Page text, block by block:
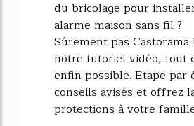
du bricolage pour
alarme maison sans fil ?
Sûrement pas Castorama
notre tutoriel vidéo, tout
enfin possible. Etape par
conseils avisés et offrez
protections à votre